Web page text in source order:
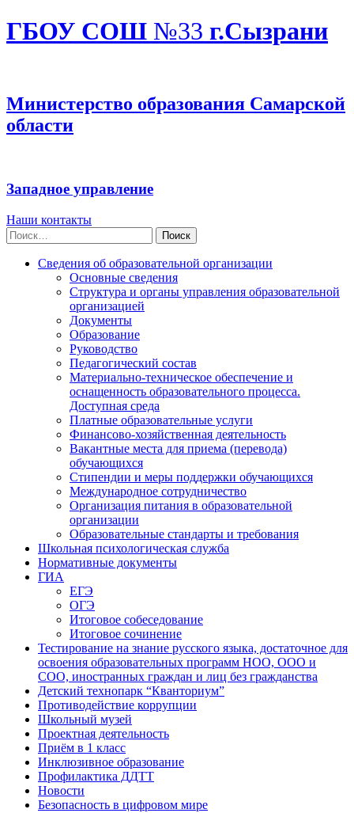
ГБОУ СОШ №33 г.Сызрани
Министерство образования Самарской
области
Западное управление
Наши контакты
Найти:
Сведения об образовательной организации
Основные сведения
Структура и органы управления образовательной
организацией
Документы
Образование
Руководство
Педагогический состав
Материально-техническое обеспечение и
оснащенность образовательного процесса.
Доступная среда
Платные образовательные услуги
Финансово-хозяйственная деятельность
Вакантные места для приема (перевода)
обучающихся
Стипендии и меры поддержки обучающихся
Международное сотрудничество
Организация питания в образовательной
организации
Образовательные стандарты и требования
Школьная психологическая служба
Нормативные документы
ГИА
ЕГЭ
ОГЭ
Итоговое собеседование
Итоговое сочинение
Тестирование на знание русского языка, достаточное для
освоения образовательных программ НОО, ООО и
СОО, иностранных граждан и лиц без гражданства
Детский технопарк “Кванториум”
Противодействие коррупции
Школьный музей
Проектная деятельность
Приём в 1 класс
Инклюзивное образование
Профилактика ДДТТ
Новости
Безопасность в цифровом мире